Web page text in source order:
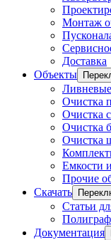
Монтаж
Доставка
Объекты
Очистка
Очистка
Очистка
Очистка
Емкости
Прочие
Скачать
Статьи
Документация